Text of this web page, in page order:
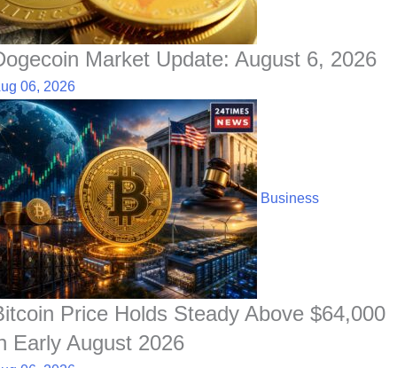
Market Update: August 6, 2026
06, 2026
Business
Price Holds Steady Above $64,000
Early August 2026